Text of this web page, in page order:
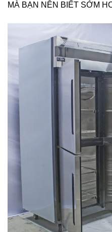
MÀ BẠN NÊN BIẾT SỚM